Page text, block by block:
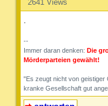
2641 Views
--
Immer daran denken: Die
Mörderparteien gewählt!
"Es zeugt nicht von geistiger
kranke Gesellschaft gut